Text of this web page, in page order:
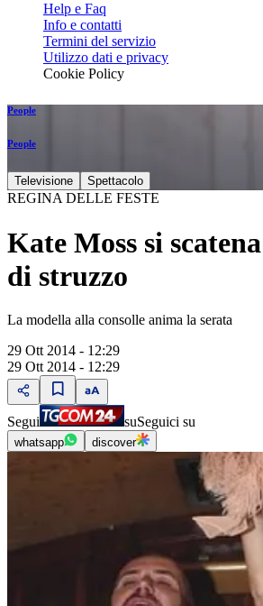
Help e Faq
Info e contatti
Termini del servizio
Utilizzo dati e privacy
Cookie Policy
People
People
Televisione Spettacolo
REGINA DELLE FESTE
Kate Moss si
di struzzo
La modella alla consolle anima la serata
29 Ott 2014 - 12:29
29 Ott 2014 - 12:29
Segui suSeguici su
whatsapp discover